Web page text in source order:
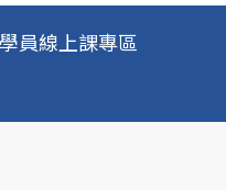
學員線上課專區